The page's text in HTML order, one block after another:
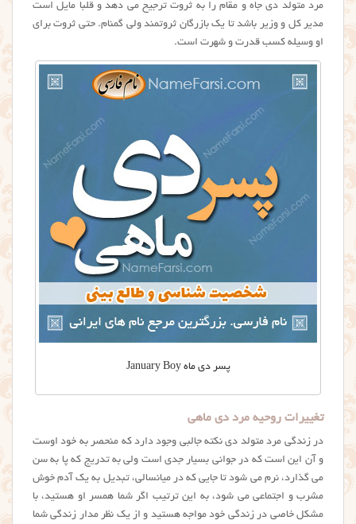
مرد متولد دی جاه و مقام را به ثروت ترجیح می دهد و قلبا مایل است
مدیر کل و وزیر باشد تا یک بازرگان ثروتمند ولی گمنام. حتی ثروت برای
او وسیله کسب قدرت و شهرت است.
پسر دی ماه January Boy
تغییرات روحیه مرد دی ماهی
در زندگی مرد متولد دی نکته جالبی وجود دارد که منحصر به خود اوست
و آن این است که در جوانی بسیار جدی است ولی به تدریج که پا به سن
می گذارد،‌ نرم می شود تا جایی که در میانسالی، تبدیل به یک آدم خوش
مشرب و اجتماعی می شود، به این ترتیب اگر شما همسر او هستید، با
مشکل خاصی در زندگی خود مواجه هستید و از یک نظر مدار زندگی شما